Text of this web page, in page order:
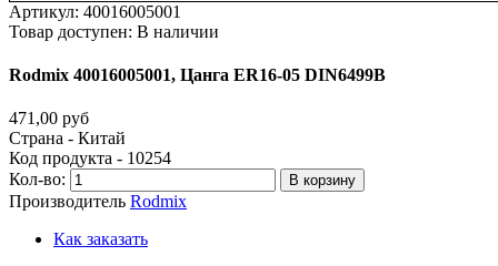
Артикул: 40016005001
Товар доступен: В наличии
Rodmix 40016005001, Цанга ER16-05 DIN6499В
471,00 руб
Страна - Китай
Код продукта - 10254
Кол-во:
В корзину
Производитель Rodmix
Как заказать